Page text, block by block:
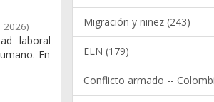
2026)
laboral
En
Migración y niñez (243)
ELN (179)
Conflicto armado --